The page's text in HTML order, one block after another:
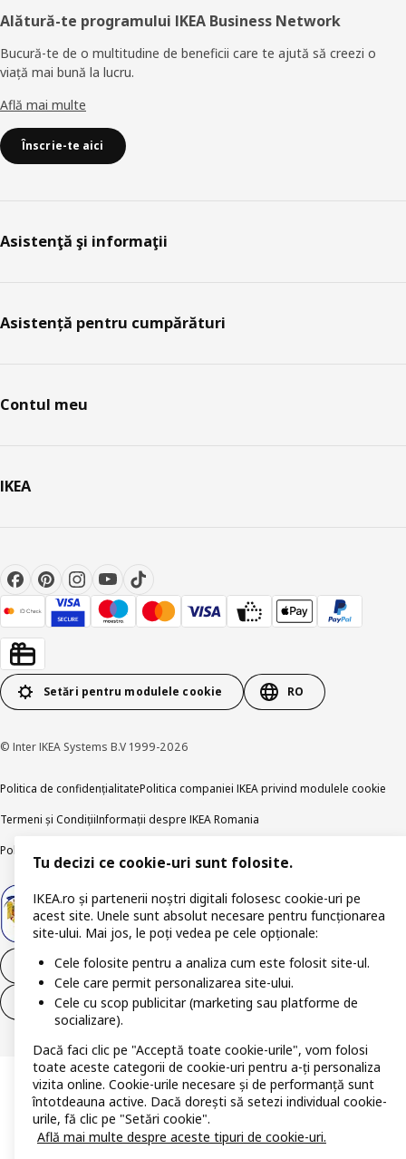
Alătură-te programului IKEA Business Network
Bucură-te de o multitudine de beneficii care te ajută să creezi o
viață mai bună la lucru.
Află mai multe
Înscrie-te aici
Asistenţă şi informaţii
Asistență pentru cumpărături
Contul meu
IKEA
Setări pentru modulele cookie RO
© Inter IKEA Systems B.V 1999-2026
Politica de confidențialitatePolitica companiei IKEA privind modulele cookie
Termeni și CondițiiInformații despre IKEA Romania
Politica de publicare responsabilă
Retrage-te din contract
Retrage-te din contract (servicii)
Tu decizi ce cookie-uri sunt folosite.
IKEA.ro și partenerii noștri digitali folosesc cookie-uri pe
acest site. Unele sunt absolut necesare pentru funcționarea
site-ului. Mai jos, le poți vedea pe cele opționale:
Cele folosite pentru a analiza cum este folosit site-ul.
Cele care permit personalizarea site-ului.
Cele cu scop publicitar (marketing sau platforme de
socializare).
Dacă faci clic pe "Acceptă toate cookie-urile", vom folosi
toate aceste categorii de cookie-uri pentru a-ți personaliza
vizita online. Cookie-urile necesare și de performanță sunt
întotdeauna active. Dacă dorești să setezi individual cookie-
urile, fă clic pe "Setări cookie".
Află mai multe despre aceste tipuri de cookie-uri.